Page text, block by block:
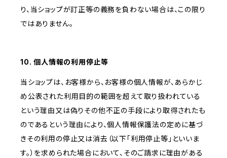
り、当ショップが訂正等の義務を負わない場合は、この限り
ではありません。
10. 個人情報の利用停止等
当ショップは、お客様から、お客様の個人情報が、あらかじ
め公表された利用目的の範囲を超えて取り扱われている
という理由又は偽りその他不正の手段により取得されたも
のであるという理由により、個人情報保護法の定めに基づ
きその利用の停止又は消去（以下「利用停止等」といいま
す。）を求められた場合において、そのご請求に理由がある